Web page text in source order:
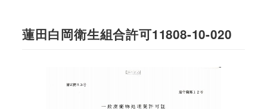
蓮田白岡衛生組合許可11808-10-020